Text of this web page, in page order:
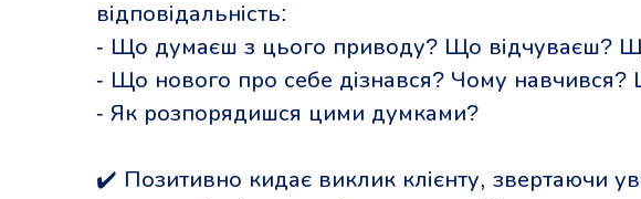
відповідальність:
- Що думаєш з цього приводу? Що відчуваєш?
- Що нового про себе дізнався? Чому
- Як розпорядишся цими думками?
✔️ Позитивно кидає виклик клієнту, звертаючи